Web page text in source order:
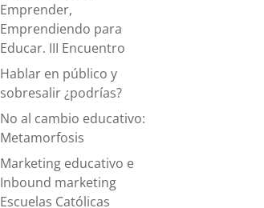
Emprender,
Emprendiendo para
Educar. III Encuentro
Hablar en público y
sobresalir ¿podrías?
No al cambio educativo:
Metamorfosis
Marketing educativo e
Inbound marketing
Escuelas Católicas